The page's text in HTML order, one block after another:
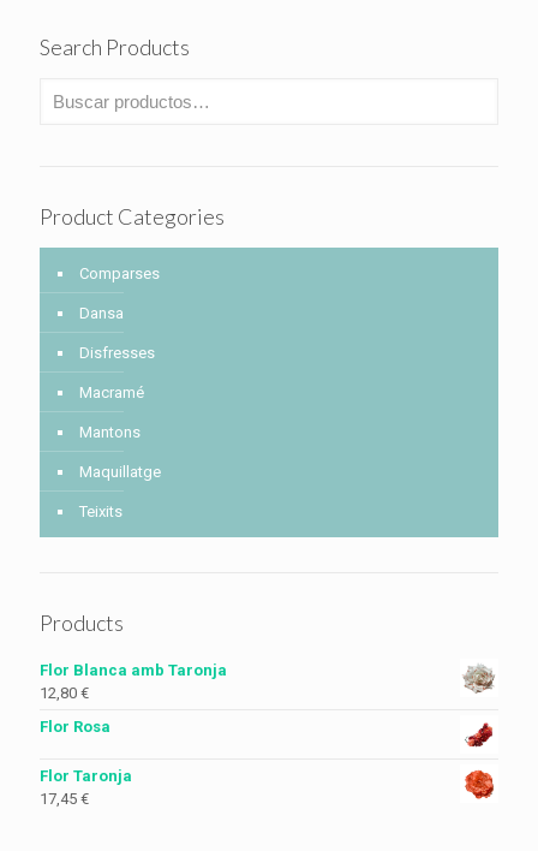
Search Products
Product Categories
Comparses
Dansa
Disfresses
Macramé
Mantons
Maquillatge
Teixits
Products
Flor Blanca amb Taronja
12,80 €
Flor Rosa
Flor Taronja
17,45 €